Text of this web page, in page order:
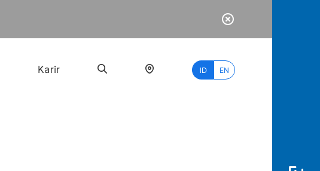
Karir ID EN